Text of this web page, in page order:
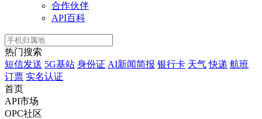
合作伙伴
API百科
热门搜索
短信发送 5G基站 身份证 AI新闻简报 银行卡 天气 快递 航班
订票 实名认证
首页
API市场
OPC社区